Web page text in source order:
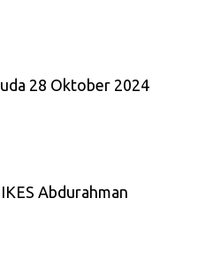
28 Oktober 2024
Abdurahman